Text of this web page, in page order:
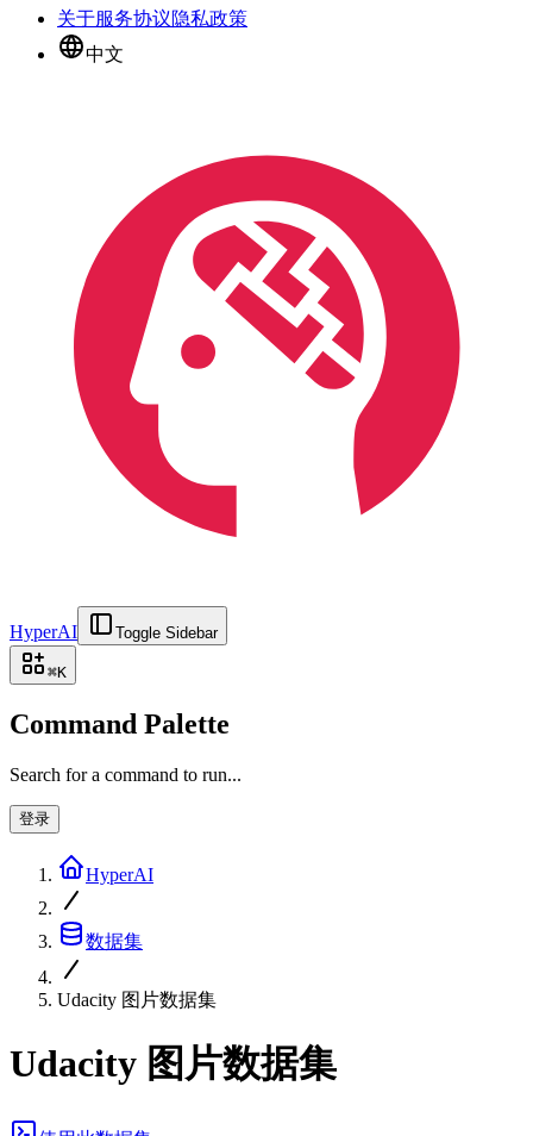
关于服务协议隐私政策
中文
HyperAI Toggle Sidebar
⌘K
Command Palette
Search for a command to run...
登录
HyperAI
数据集
Udacity 图片数据集
Udacity 图片数据集